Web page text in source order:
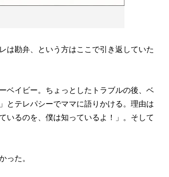
は勘弁、という方はここで引き返していた
ベイビー。ちょっとしたトラブルの後、ベ
とテレパシーでママに語りかける。理由は
いるのを、僕は知っているよ！」。そして
った。